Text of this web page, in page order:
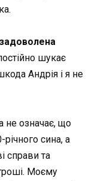
шукає
Андрія і я не
не означає, що
сина, а
справи та
Моєму